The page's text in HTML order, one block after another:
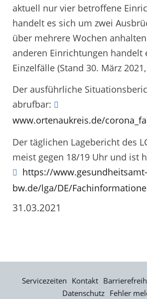
aktuell nur vier betroffene
handelt es sich um zwei
über mehrere Wochen
anderen Einrichtungen handelt
Einzelfälle (Stand 30. März
Der ausführliche
abrufbar:
www.ortenaukreis.de/
Der täglichen Lagebericht des
meist gegen 18/19 Uhr und ist
https://www.gesundheitsamt-
bw.de/lga/DE/
31.03.2021
Servicezeiten Kontakt
Datenschutz Fehler